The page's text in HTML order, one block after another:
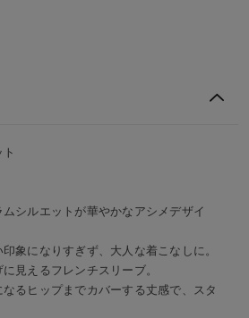
シルエットが華やかなアシメデザイ
象になりすぎず、大人な着こなしに。
見えるフレンチスリーブ。
るヒップまでカバーする丈感で、スタ